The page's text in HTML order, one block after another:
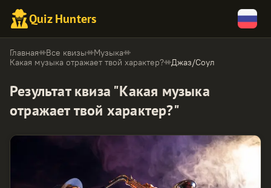
Quiz Hunters
Главная Все квизы
Музыка
Какая музыка отражает твой характер?
Джаз/Соул
Результат квиза "Какая музыка
отражает твой характер?"